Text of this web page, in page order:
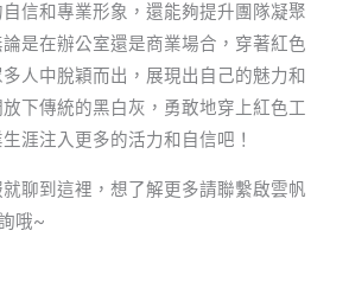
信和專業形象，還能夠提升團隊凝聚
是在辦公室還是商業場合，穿著紅色
人中脫穎而出，展現出自己的魅力和
下傳統的黑白灰，勇敢地穿上紅色工
涯注入更多的活力和自信吧！
聊到這裡，想了解更多請聯繫啟雲帆
哦~